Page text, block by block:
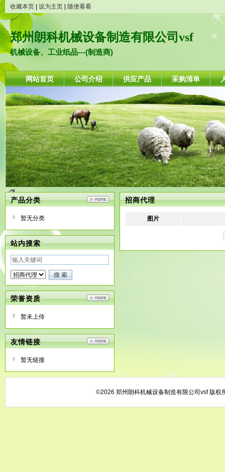
收藏本页 设为主页 随便看看
郑州朗科机械设备制造有限公司vsf
机械设备、工业纸品---(制造商)
网站首页 公司介绍 供应产品 采购清单
产品分类
暂无分类
站内搜索
荣誉资质
暂未上传
友情链接
暂无链接
招商代理
图片
©2026 郑州朗科机械设备制造有限公司vsf 版